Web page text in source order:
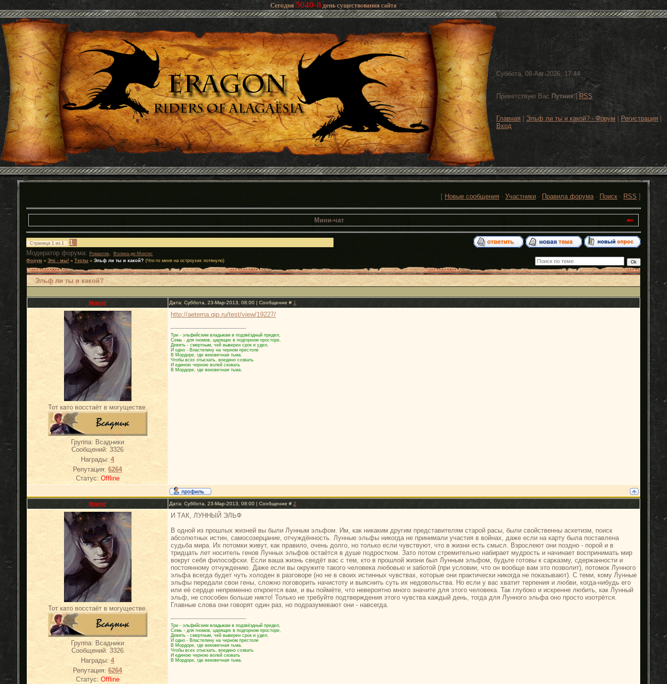
Сегодня 5040-й день существования сайта
Суббота, 08-Авг-2026, 17:44
Приветствую Вас Путник| RSS
Главная Эльф ли ты и какой? - Форум Регистрация
Вход
[ Новые сообщения · Участники · Правила форума· Поиск · RSS ]
Мини-чат
Страница 1 из 1
1
Модератор форума: Романтик, Фэлина-де-Мортис
Форум » Это - мы! » Тесты » Эльф ли ты и какой? (Что-то меня на остроухих потянуло)
Эльф ли ты и какой?
Моргот Дата: Суббота, 23-Мар-2013, 08:00 | Сообщение # 1
Тот като восстаёт в могуществе.
Группа: Всадники
Сообщений: 3326
Награды: 4
Репутация: 6264
Статус: Offline
http://aeterna.qip.ru/test/view/19227/
Три - эльфийским владыкам в подзвёздный предел,
Семь - для гномов, царящих в подгорном просторе,
Девять - смертным, чей выверен срок и удел,
И одно - Властелину на черном престоле
В Мордоре, где вековечная тьма.
Чтобы всех отыскать, воедино созвать
И единою черною волей сковать
В Мордоре, где вековечная тьма.
Моргот Дата: Суббота, 23-Мар-2013, 08:00 | Сообщение # 2
Тот като восстаёт в могуществе.
Группа: Всадники
Сообщений: 3326
Награды: 4
Репутация: 6264
Статус: Offline
И ТАК, ЛУННЫЙ ЭЛЬФ
В одной из прошлых жизней вы были Лунным эльфом. Им, как никаким другим представителям старой расы, были свойственны аскетизм, поиск
абсолютных истин, самосозерцание, отчуждённость. Лунные эльфы никогда не принимали участия в войнах, даже если на карту была поставлена
судьба мира. Их потомки живут, как правило, очень долго, но только если чувствуют, что в жизни есть смысл. Взрослеют они поздно - порой и в
тридцать лет носитель генов Лунных эльфов остаётся в душе подростком. Зато потом стремительно набирает мудрость и начинает воспринимать мир
вокруг себя философски. Если ваша жизнь сведёт вас с тем, кто в прошлой жизни был Лунным эльфом, будьте готовы к сарказму, сдержанности и
постоянному отчуждению. Даже если вы окружите такого человека любовью и заботой (при условии, что он вообще вам это позволит), потомок Лунного
эльфа всегда будет чуть холоден в разговоре (но не в своих истинных чувствах, которые они практически никогда не показывают). С теми, кому Лунные
эльфы передали свои гены, сложно поговорить начистоту и выяснить суть их недовольства. Но если у вас хватит терпения и любви, когда-нибудь его
или её сердце непременно откроется вам, и вы поймёте, что невероятно много значите для этого человека. Так глубоко и искренне любить, как Лунный
эльф, не способен больше никто! Только не требуйте подтверждения этого чувства каждый день, тогда для Лунного эльфа оно просто изотрётся.
Главные слова они говорят один раз, но подразумевают они - навсегда.
Три - эльфийским владыкам в подзвёздный предел,
Семь - для гномов, царящих в подгорном просторе,
Девять - смертным, чей выверен срок и удел,
И одно - Властелину на черном престоле
В Мордоре, где вековечная тьма.
Чтобы всех отыскать, воедино созвать
И единою черною волей сковать
В Мордоре, где вековечная тьма.